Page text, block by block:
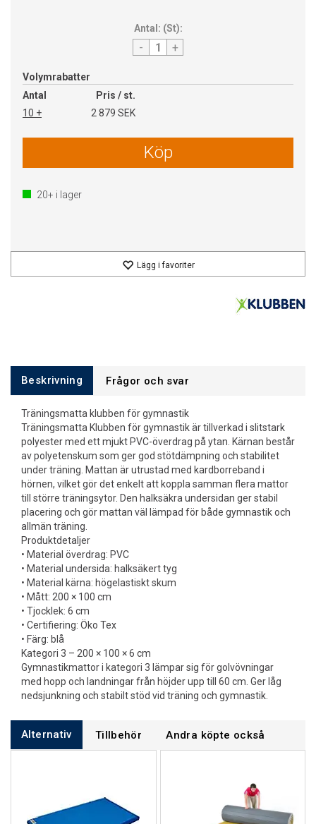
Antal: (St):
- +
Volymrabatter
Antal
Pris / st.
10 +
2 879 SEK
Köp
20+ i lager
Lägg i favoriter
Beskrivning Frågor och svar
Träningsmatta klubben för gymnastik
Träningsmatta Klubben för gymnastik är tillverkad i slitstark
polyester med ett mjukt PVC-överdrag på ytan. Kärnan består
av polyetenskum som ger god stötdämpning och stabilitet
under träning. Mattan är utrustad med kardborreband i
hörnen, vilket gör det enkelt att koppla samman flera mattor
till större träningsytor. Den halksäkra undersidan ger stabil
placering och gör mattan väl lämpad för både gymnastik och
allmän träning.
Produktdetaljer
• Material överdrag: PVC
• Material undersida: halksäkert tyg
• Material kärna: högelastiskt skum
• Mått: 200 × 100 cm
• Tjocklek: 6 cm
• Certifiering: Öko Tex
• Färg: blå
Kategori 3 – 200 × 100 × 6 cm
Gymnastikmattor i kategori 3 lämpar sig för golvövningar
med hopp och landningar från höjder upp till 60 cm. Ger låg
nedsjunkning och stabilt stöd vid träning och gymnastik.
Alternativ Tillbehör Andra köpte också